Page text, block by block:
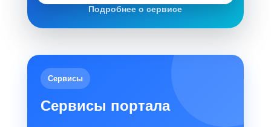
Подробнее о сервисе
Сервисы
Сервисы портала